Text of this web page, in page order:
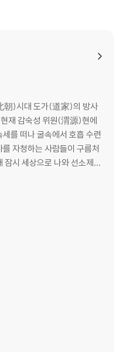
)시대 도가(道家)의 방사
재 감숙성 위원(渭源)현에
를 떠나 굴속에서 호흡 수련
자청하는 사람들이 구름처
시 세상으로 나와 선소제
했는데 부견이 그를 상당히
)의 무소제(武昭帝) 요장
대지팡이만 들어 있었으